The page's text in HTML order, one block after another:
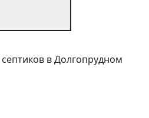
в Долгопрудном